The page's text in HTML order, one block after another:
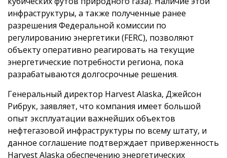
инфраструктуры, а также полученные ранее
разрешения Федеральной комиссии по
регулированию энергетики (FERC), позволяют
объекту оперативно реагировать на текущие
энергетические потребности региона, пока
разрабатываются долгосрочные решения.
Генеральный директор Harvest Alaska, Джейсон
Рибрук, заявляет, что компания имеет большой
опыт эксплуатации важнейших объектов
нефтегазовой инфраструктуры по всему штату, и
данное соглашение подтверждает приверженность
Harvest Alaska обеспечению энергетических